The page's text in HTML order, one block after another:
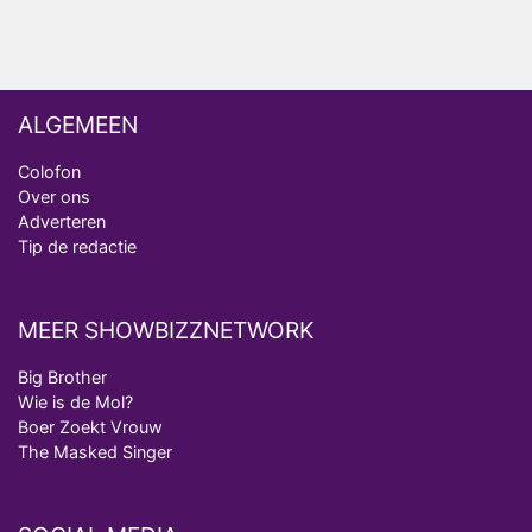
ALGEMEEN
Colofon
Over ons
Adverteren
Tip de redactie
MEER SHOWBIZZNETWORK
Big Brother
Wie is de Mol?
Boer Zoekt Vrouw
The Masked Singer